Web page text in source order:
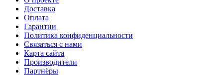
Доставка
Оплата
Гарантии
Политика конфиденциальности
Связаться с нами
Карта сайта
Производители
Партнёры